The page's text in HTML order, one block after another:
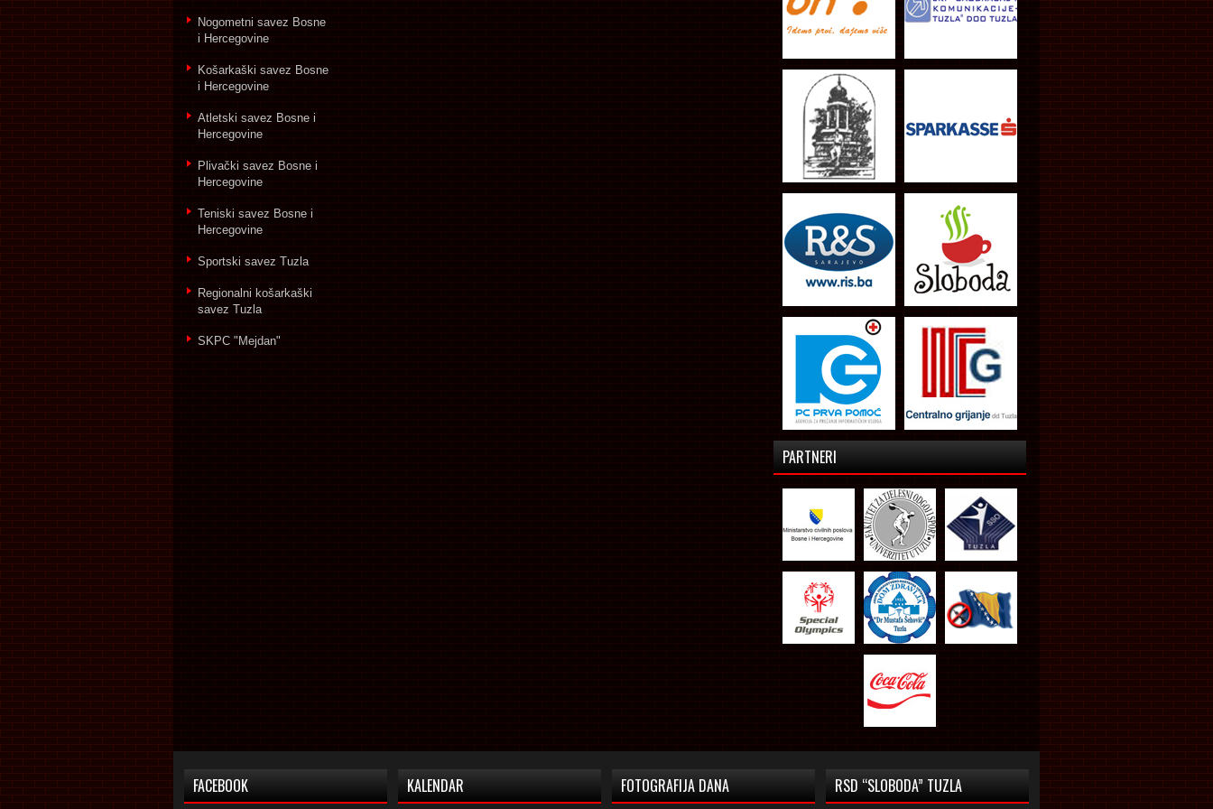
Nogometni savez Bosne
i Hercegovine
Košarkaški savez Bosne
i Hercegovine
Atletski savez Bosne i
Hercegovine
Plivački savez Bosne i
Hercegovine
Teniski savez Bosne i
Hercegovine
Sportski savez Tuzla
Regionalni košarkaški
savez Tuzla
SKPC "Mejdan"
PARTNERI
FACEBOOK KALENDAR FOTOGRAFIJA DANA RSD “SLOBODA” TUZLA